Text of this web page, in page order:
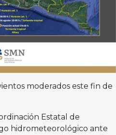
moderados este fin de
Estatal de
hidrometeorológico ante